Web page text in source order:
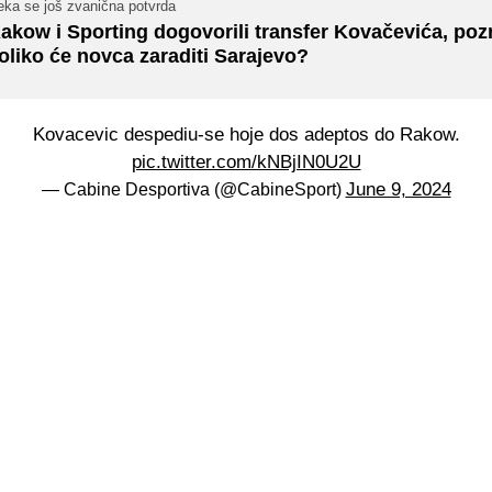
se još zvanična potvrda
i Sporting dogovorili transfer Kovačevića,
će novca zaraditi Sarajevo?
Kovacevic despediu-se hoje dos adeptos do Rakow.
pic.twitter.com/kNBjIN0U2U
— Cabine Desportiva (@CabineSport) June 9, 2024